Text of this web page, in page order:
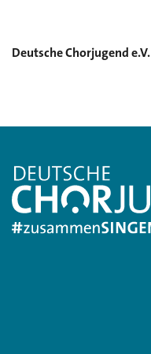
Deutsche Chorjugend e.V.